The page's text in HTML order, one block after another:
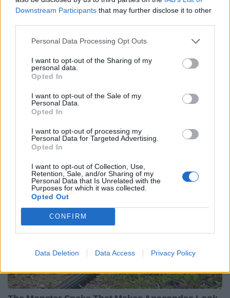
Downstream Participants that may further disclose it to other
Personal Data Processing Opt Outs
I want to opt-out of the Sharing of my
personal data.
Opted In
I want to opt-out of the Sale of my
Personal Data.
Opted In
I want to opt-out of processing my
Personal Data for Targeted Advertising.
Opted In
I want to opt-out of Collection, Use,
Retention, Sale, and/or Sharing of my
Personal Data that Is Unrelated with the
Purposes for which it was collected.
Opted Out
CONFIRM
Data Deletion Data Access Privacy Policy
Willie le Roux
Stade de France, Saint-Denis
Arbitro:Ben O’Keeffe (New Zealand)
Assistenti:
Andrew Brace (Ireland), Paul
Williams (New Zealand)
Brendon Pickerill (New Zealand)